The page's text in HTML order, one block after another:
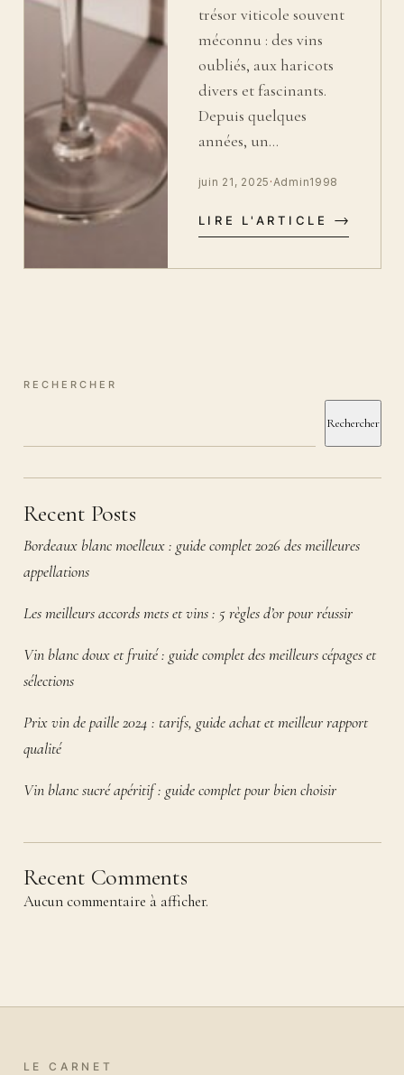
trésor viticole souvent
méconnu : des vins
oubliés, aux haricots
divers et fascinants.
Depuis quelques
années, un…
juin 21, 2025 · Admin1998
LIRE L'ARTICLE
RECHERCHER
Rechercher
Recent Posts
Bordeaux blanc moelleux : guide complet 2026 des meilleures
appellations
Les meilleurs accords mets et vins : 5 règles d’or pour réussir
Vin blanc doux et fruité : guide complet des meilleurs cépages et
sélections
Prix vin de paille 2024 : tarifs, guide achat et meilleur rapport
qualité
Vin blanc sucré apéritif : guide complet pour bien choisir
Recent Comments
Aucun commentaire à afficher.
LE CARNET